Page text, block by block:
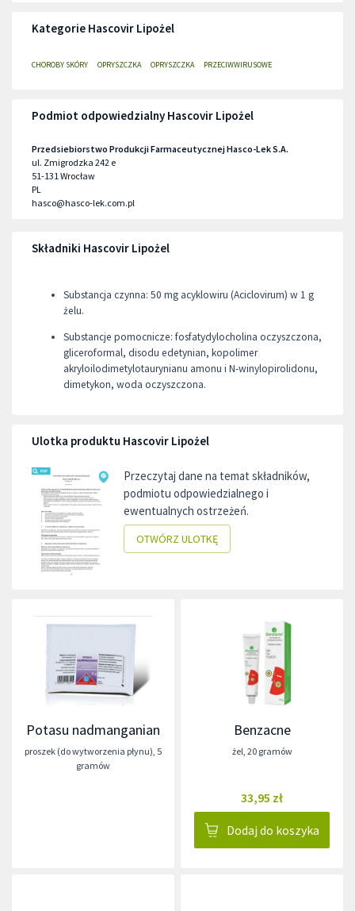
Kategorie Hascovir Lipożel
CHOROBY SKÓRY OPRYSZCZKA OPRYSZCZKA PRZECIWWIRUSOWE
Podmiot odpowiedzialny Hascovir Lipożel
Przedsiebiorstwo Produkcji Farmaceutycznej Hasco-Lek S.A.
ul. Zmigrodzka 242 e
51-131Wrocław
PL
hasco@hasco-lek.com.pl
Składniki Hascovir Lipożel
Substancja czynna: 50 mg acyklowiru (Aciclovirum) w 1 g
żelu.
Substancje pomocnicze: fosfatydylocholina oczyszczona,
gliceroformal, disodu edetynian, kopolimer
akryloilodimetylotaurynianu amonu i N-winylopirolidonu,
dimetykon, woda oczyszczona.
Ulotka produktu Hascovir Lipożel
Przeczytaj dane na temat składników,
podmiotu odpowiedzialnego i
ewentualnych ostrzeżeń.
OTWÓRZ ULOTKĘ
Potasu nadmanganian
proszek (do wytworzenia płynu) 5
gramów
Benzacne
żel 20 gramów
33,95 zł
Dodaj do koszyka